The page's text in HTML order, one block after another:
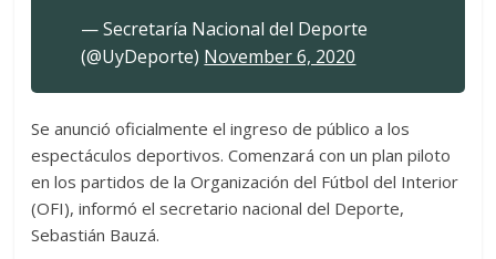
— Secretaría Nacional del Deporte
(@UyDeporte) November 6, 2020
Se anunció oficialmente el ingreso de público a los
espectáculos deportivos. Comenzará con un plan piloto
en los partidos de la Organización del Fútbol del Interior
(OFI), informó el secretario nacional del Deporte,
Sebastián Bauzá.